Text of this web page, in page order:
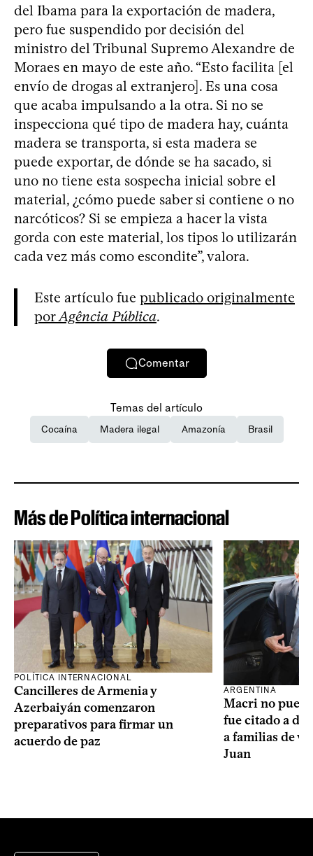
del Ibama para la exportación de madera,
pero fue suspendido por decisión del
ministro del Tribunal Supremo Alexandre de
Moraes en mayo de este año. “Esto facilita [el
envío de drogas al extranjero]. Es una cosa
que acaba impulsando a la otra. Si no se
inspecciona qué tipo de madera hay, cuánta
madera se transporta, si esta madera se
puede exportar, de dónde se ha sacado, si
uno no tiene esta sospecha inicial sobre el
material, ¿cómo puede saber si contiene o no
narcóticos? Si se empieza a hacer la vista
gorda con este material, los tipos lo utilizarán
cada vez más como escondite”, valora.
Este artículo fue publicado originalmente
porAgência Pública.
Comentar
Temas del artículo
Cocaína Madera ilegal Amazonía Brasil
Más de Política internacional
POLÍTICA INTERNACIONAL
Cancilleres de Armenia y
Azerbaiyán comenzaron
preparativos para firmar un
acuerdo de paz
ARGENTINA
Macri no
fue citado a
a familias de
Juan